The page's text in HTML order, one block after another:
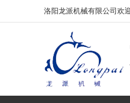
洛阳龙派机械有限公司欢